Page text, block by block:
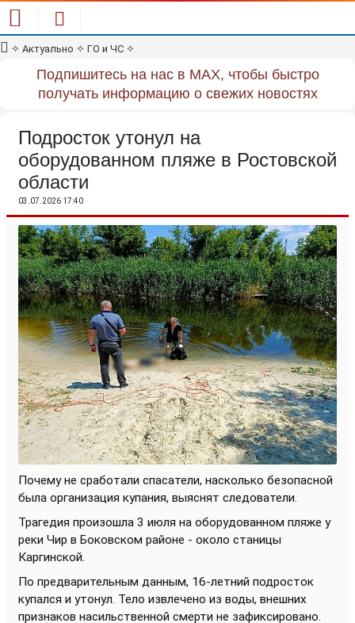
✧ Актуально ✧ ГО и ЧС ✧
Подпишитесь на нас в MAX, чтобы быстро
получать информацию о свежих новостях
Подросток утонул на
оборудованном пляже в Ростовской
области
03.07.2026 17:40
Почему не сработали спасатели, насколько безопасной
была организация купания, выяснят следователи.
Трагедия произошла 3 июля на оборудованном пляже у
реки Чир в Боковском районе - около станицы
Каргинской.
По предварительным данным, 16-летний подросток
купался и утонул. Тело извлечено из воды, внешних
признаков насильственной смерти не зафиксировано.